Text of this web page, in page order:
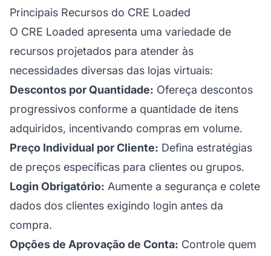
Principais Recursos do CRE Loaded
O CRE Loaded apresenta uma variedade de
recursos projetados para atender às
necessidades diversas das lojas virtuais:
Descontos por Quantidade: Ofereça descontos
progressivos conforme a quantidade de itens
adquiridos, incentivando compras em volume.
Preço Individual por Cliente: Defina estratégias
de preços específicas para clientes ou grupos.
Login Obrigatório: Aumente a segurança e colete
dados dos clientes exigindo login antes da
compra.
Opções de Aprovação de Conta: Controle quem